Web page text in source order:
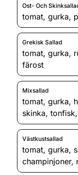
Ost- Och
tomat, gurka,
Grekisk Sallad
tomat, gurka,
färost
Mixsallad
tomat, gurka,
skinka, tonfisk,
Västkustsallad
tomat, gurka,
champinjoner,